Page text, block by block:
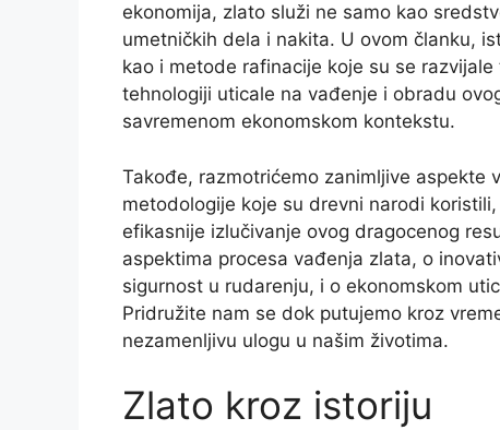
ekonomija, zlato služi ne samo kao
umetničkih dela i nakita. U ovom članku,
kao i metode rafinacije koje su se
tehnologiji uticale na vađenje i obradu
savremenom ekonomskom kontekstu.
Takođe, razmotrićemo zanimljive aspekte
metodologije koje su drevni narodi
efikasnije izlučivanje ovog dragocenog
aspektima procesa vađenja zlata, o
sigurnost u rudarenju, i o ekonomskom
Pridružite nam se dok putujemo kroz
nezamenljivu ulogu u našim životima.
Zlato kroz istoriju